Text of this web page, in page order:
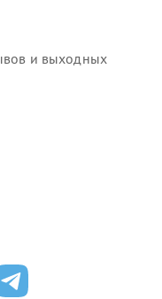
и выходных